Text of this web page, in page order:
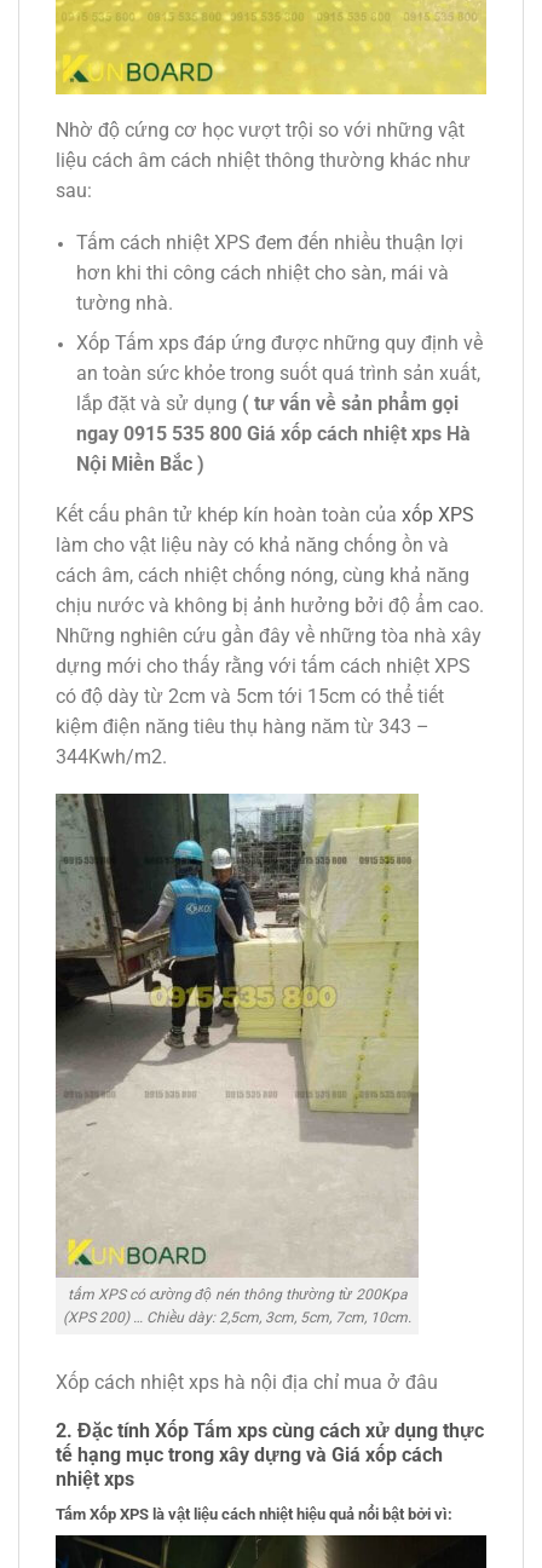
Nhờ độ cứng cơ học vượt trội so với những vật
liệu cách âm cách nhiệt thông thường khác như
sau:
Tấm cách nhiệt XPS đem đến nhiều thuận lợi
hơn khi thi công cách nhiệt cho sàn, mái và
tường nhà.
Xốp Tấm xps đáp ứng được những quy định về
an toàn sức khỏe trong suốt quá trình sản xuất,
lắp đặt và sử dụng ( tư vấn về sản phẩm gọi
ngay 0915 535 800 Giá xốp cách nhiệt xps Hà
Nội Miền Bắc )
Kết cấu phân tử khép kín hoàn toàn của xốp XPS
làm cho vật liệu này có khả năng chống ồn và
cách âm, cách nhiệt chống nóng, cùng khả năng
chịu nước và không bị ảnh hưởng bởi độ ẩm cao.
Những nghiên cứu gần đây về những tòa nhà xây
dựng mới cho thấy rằng với tấm cách nhiệt XPS
có độ dày từ 2cm và 5cm tới 15cm có thể tiết
kiệm điện năng tiêu thụ hàng năm từ 343 –
344Kwh/m2.
tấm XPS có cường độ nén thông thường từ 200Kpa
(XPS 200) … Chiều dày: 2,5cm, 3cm, 5cm, 7cm, 10cm.
Xốp cách nhiệt xps hà nội địa chỉ mua ở đâu
2. Đặc tính Xốp Tấm xps cùng cách xử dụng thực
tế hạng mục trong xây dựng và Giá xốp cách
nhiệt xps
Tấm Xốp XPS là vật liệu cách nhiệt hiệu quả nổi bật bởi vì: